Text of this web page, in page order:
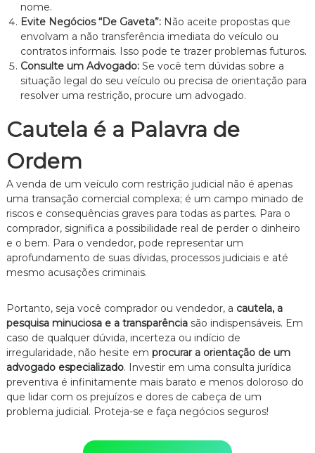
nome.
Evite Negócios “De Gaveta”:Não aceite propostas que
envolvam a não transferência imediata do veículo ou
contratos informais. Isso pode te trazer problemas futuros.
Consulte um Advogado:Se você tem dúvidas sobre a
situação legal do seu veículo ou precisa de orientação para
resolver uma restrição, procure um advogado.
Cautela é a Palavra de
Ordem
A venda de um veículo com restrição judicial não é apenas
uma transação comercial complexa; é um campo minado de
riscos e consequências graves para todas as partes. Para o
comprador, significa a possibilidade real de perder o dinheiro
e o bem. Para o vendedor, pode representar um
aprofundamento de suas dívidas, processos judiciais e até
mesmo acusações criminais.
Portanto, seja você comprador ou vendedor, a cautela, a
pesquisa minuciosa e a transparênciasão indispensáveis. Em
caso de qualquer dúvida, incerteza ou indício de
irregularidade, não hesite em procurar a orientação de um
advogado especializado. Investir em uma consulta jurídica
preventiva é infinitamente mais barato e menos doloroso do
que lidar com os prejuízos e dores de cabeça de um
problema judicial. Proteja-se e faça negócios seguros!